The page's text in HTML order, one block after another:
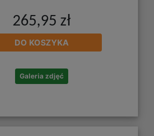
265,95 zł
DO KOSZYKA
Galeria zdjęć